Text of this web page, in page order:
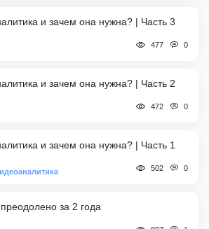
и зачем она нужна? | Часть 3
477 0
и зачем она нужна? | Часть 2
472 0
и зачем она нужна? | Часть 1
502 0
за 2 года